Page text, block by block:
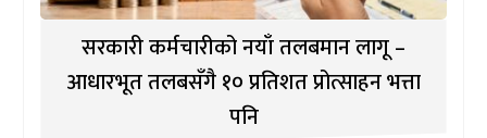
सरकारी कर्मचारीको नयाँ तलबमान लागू –
आधारभूत तलबसँगै १० प्रतिशत प्रोत्साहन भत्ता
पनि